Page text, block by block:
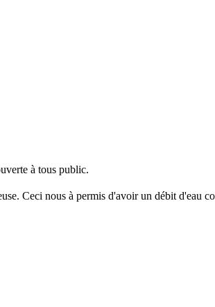
à tous public.
Ceci nous à permis d'avoir un débit d'eau